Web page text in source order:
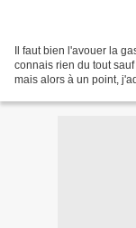
Il faut bien l'avouer la
connais rien du tout
mais alors à un point,